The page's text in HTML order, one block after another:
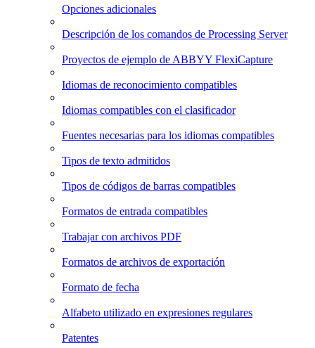
Opciones adicionales
Descripción de los comandos de Processing Server
Proyectos de ejemplo de ABBYY FlexiCapture
Idiomas de reconocimiento compatibles
Idiomas compatibles con el clasificador
Fuentes necesarias para los idiomas compatibles
Tipos de texto admitidos
Tipos de códigos de barras compatibles
Formatos de entrada compatibles
Trabajar con archivos PDF
Formatos de archivos de exportación
Formato de fecha
Alfabeto utilizado en expresiones regulares
Patentes